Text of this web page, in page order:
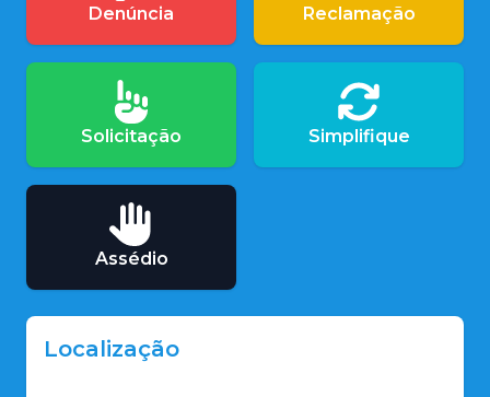
Denúncia Reclamação
Solicitação Simplifique
Assédio
Localização